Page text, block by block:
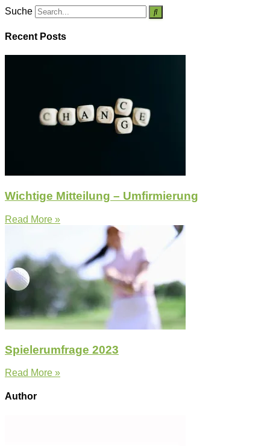
Suche
Recent Posts
Wichtige Mitteilung – Umfirmierung
Read More »
Spielerumfrage 2023
Read More »
Author